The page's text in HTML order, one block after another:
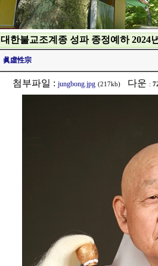
대한불교조계종 성파 종정예하 2024
眞虛性宗
첨부파일 : jungbong.jpg (217kb) 다운 :